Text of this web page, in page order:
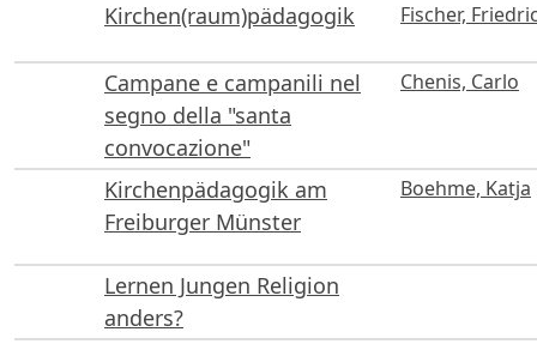
Kirchen(raum)pädagogik Fischer,
Campane e campanili nel
segno della "santa
convocazione"
Chenis, Carlo
Kirchenpädagogik am
Freiburger Münster
Boehme, Katja
Lernen Jungen Religion
anders?